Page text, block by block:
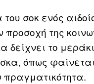
του σοκ ενός
προσοχή της
το
όπως
πραγματικότητα.